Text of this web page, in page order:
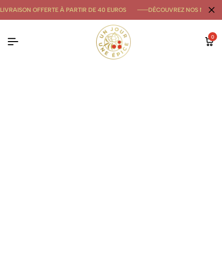
LIVRAISON OFFERTE À PARTIR DE 40 EUROS DÉCOUVREZ NOS
0